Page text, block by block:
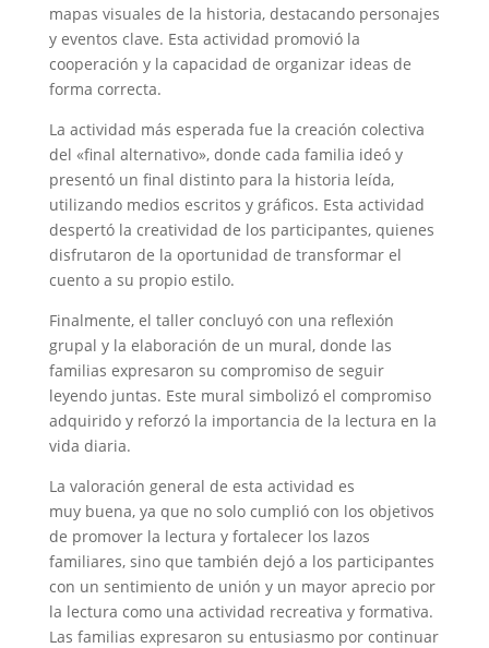
mapas visuales de la historia, destacando personajes
y eventos clave. Esta actividad promovió la
cooperación y la capacidad de organizar ideas de
forma correcta.
La actividad más esperada fue la creación colectiva
del «final alternativo», donde cada familia ideó y
presentó un final distinto para la historia leída,
utilizando medios escritos y gráficos. Esta actividad
despertó la creatividad de los participantes, quienes
disfrutaron de la oportunidad de transformar el
cuento a su propio estilo.
Finalmente, el taller concluyó con una reflexión
grupal y la elaboración de un mural, donde las
familias expresaron su compromiso de seguir
leyendo juntas. Este mural simbolizó el compromiso
adquirido y reforzó la importancia de la lectura en la
vida diaria.
La valoración general de esta actividad es
muy buena, ya que no solo cumplió con los objetivos
de promover la lectura y fortalecer los lazos
familiares, sino que también dejó a los participantes
con un sentimiento de unión y un mayor aprecio por
la lectura como una actividad recreativa y formativa.
Las familias expresaron su entusiasmo por continuar